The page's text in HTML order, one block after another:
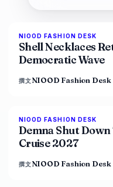
NIOOD FASHION DESK
Shell Necklaces
Democratic Wave
撰文NIOOD Fashion Desk
NIOOD FASHION DESK
Demna Shut
Cruise 2027
撰文NIOOD Fashion Desk